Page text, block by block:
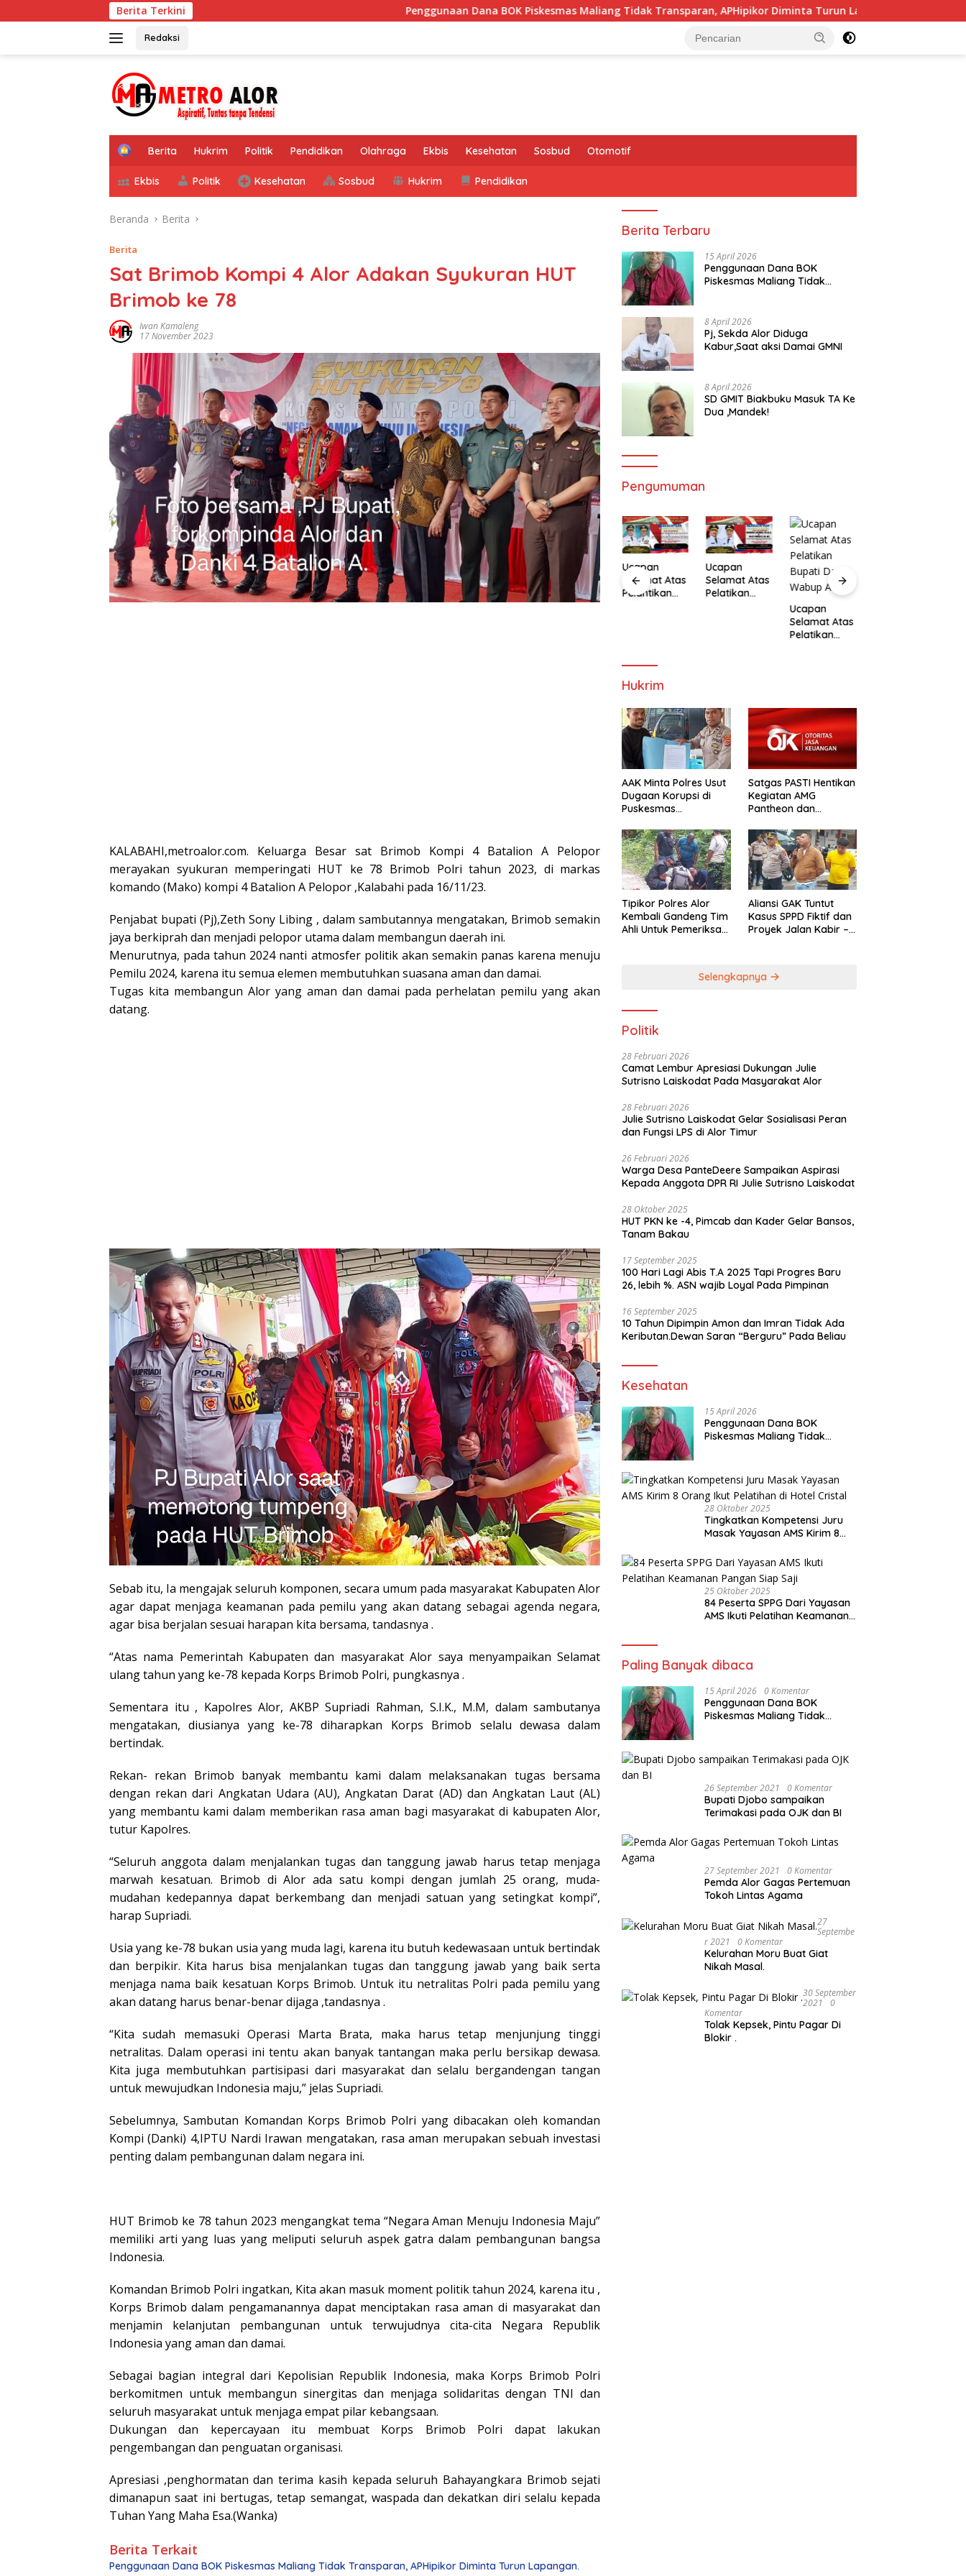
ke
Berita Terkini Penggunaan Dana BOK Piskesmas Maliang Tidak Transparan, APHipikor Diminta Turun Lapangan.
Redaksi
H
m
e
Berita Hukrim Politik Pendidikan Olahraga Ekbis Kesehatan Sosbud Otomotif
Ekbis Politik Kesehatan Sosbud Hukrim Pendidikan
Beranda Berita
Berita
Sat Brimob Kompi 4 Alor Adakan Syukuran HUT
Brimob ke 78
Iwan Kamaleng
17 November 2023
KALABAHI,metroalor.com. Keluarga Besar sat Brimob Kompi 4 Batalion A Pelopor
merayakan syukuran memperingati HUT ke 78 Brimob Polri tahun 2023, di markas
komando (Mako) kompi 4 Batalion A Pelopor ,Kalabahi pada 16/11/23.
Penjabat bupati (Pj),Zeth Sony Libing , dalam sambutannya mengatakan, Brimob semakin
jaya berkiprah dan menjadi pelopor utama dalam membangun daerah ini.
Menurutnya, pada tahun 2024 nanti atmosfer politik akan semakin panas karena menuju
Pemilu 2024, karena itu semua elemen membutuhkan suasana aman dan damai.
Tugas kita membangun Alor yang aman dan damai pada perhelatan pemilu yang akan
datang.
Sebab itu, Ia mengajak seluruh komponen, secara umum pada masyarakat Kabupaten Alor
agar dapat menjaga keamanan pada pemilu yang akan datang sebagai agenda negara,
agar bisa berjalan sesuai harapan kita bersama, tandasnya .
“Atas nama Pemerintah Kabupaten dan masyarakat Alor saya menyampaikan Selamat
ulang tahun yang ke-78 kepada Korps Brimob Polri, pungkasnya .
Sementara itu , Kapolres Alor, AKBP Supriadi Rahman, S.I.K., M.M, dalam sambutanya
mengatakan, diusianya yang ke-78 diharapkan Korps Brimob selalu dewasa dalam
bertindak.
Rekan- rekan Brimob banyak membantu kami dalam melaksanakan tugas bersama
dengan rekan dari Angkatan Udara (AU), Angkatan Darat (AD) dan Angkatan Laut (AL)
yang membantu kami dalam memberikan rasa aman bagi masyarakat di kabupaten Alor,
tutur Kapolres.
“Seluruh anggota dalam menjalankan tugas dan tanggung jawab harus tetap menjaga
marwah kesatuan. Brimob di Alor ada satu kompi dengan jumlah 25 orang, muda-
mudahan kedepannya dapat berkembang dan menjadi satuan yang setingkat kompi”,
harap Supriadi.
Usia yang ke-78 bukan usia yang muda lagi, karena itu butuh kedewasaan untuk bertindak
dan berpikir. Kita harus bisa menjalankan tugas dan tanggung jawab yang baik serta
menjaga nama baik kesatuan Korps Brimob. Untuk itu netralitas Polri pada pemilu yang
akan datang harus benar-benar dijaga ,tandasnya .
“Kita sudah memasuki Operasi Marta Brata, maka harus tetap menjunjung tinggi
netralitas. Dalam operasi ini tentu akan banyak tantangan maka perlu bersikap dewasa.
Kita juga membutuhkan partisipasi dari masyarakat dan selalu bergandengan tangan
untuk mewujudkan Indonesia maju,” jelas Supriadi.
Sebelumnya, Sambutan Komandan Korps Brimob Polri yang dibacakan oleh komandan
Kompi (Danki) 4,IPTU Nardi Irawan mengatakan, rasa aman merupakan sebuah investasi
penting dalam pembangunan dalam negara ini.
HUT Brimob ke 78 tahun 2023 mengangkat tema “Negara Aman Menuju Indonesia Maju”
memiliki arti yang luas yang meliputi seluruh aspek gatra dalam pembangunan bangsa
Indonesia.
Komandan Brimob Polri ingatkan, Kita akan masuk moment politik tahun 2024, karena itu ,
Korps Brimob dalam pengamanannya dapat menciptakan rasa aman di masyarakat dan
menjamin kelanjutan pembangunan untuk terwujudnya cita-cita Negara Republik
Indonesia yang aman dan damai.
Sebagai bagian integral dari Kepolisian Republik Indonesia, maka Korps Brimob Polri
berkomitmen untuk membangun sinergitas dan menjaga solidaritas dengan TNI dan
seluruh masyarakat untuk menjaga empat pilar kebangsaan.
Dukungan dan kepercayaan itu membuat Korps Brimob Polri dapat lakukan
pengembangan dan penguatan organisasi.
Apresiasi ,penghormatan dan terima kasih kepada seluruh Bahayangkara Brimob sejati
dimanapun saat ini bertugas, tetap semangat, waspada dan dekatkan diri selalu kepada
Tuhan Yang Maha Esa.(Wanka)
Berita Terkait
Penggunaan Dana BOK Piskesmas Maliang Tidak Transparan, APHipikor Diminta Turun Lapangan.
Berita Terbaru
15 April 2026
Penggunaan Dana BOK
Piskesmas Maliang Tidak
8 April 2026
Pj, Sekda Alor Diduga
Kabur,Saat aksi Damai GMNI
8 April 2026
SD GMIT Biakbuku Masuk TA Ke
Dua ,Mandek!
Pengumuman
Ucapan
Ucapan
Ucapan
Ucapan
Ucapan
Ucapan
Selamat Atas
Pelantikan
Bupati dan
Ucapan
Selamat Atas
Pelantikan
Ucapan
Selamat Atas
Pelatikan
Ucapan
Selamat Atas
Pelatikan
Hukrim
AAK Minta Polres Usut
Dugaan Korupsi di
Puskesmas
Satgas PASTI Hentikan
Kegiatan AMG
Pantheon dan
Kreatif Terbatas( MBA
Tipikor Polres Alor
Kembali Gandeng Tim
Ahli Untuk Pemeriksa
Aliansi GAK Tuntut
Kasus SPPD Fiktif dan
Proyek Jalan Kabir –
Selengkapnya
Politik
28 Februari 2026
Camat Lembur Apresiasi Dukungan Julie
Sutrisno Laiskodat Pada Masyarakat Alor
28 Februari 2026
Julie Sutrisno Laiskodat Gelar Sosialisasi Peran
dan Fungsi LPS di Alor Timur
26 Februari 2026
Warga Desa PanteDeere Sampaikan Aspirasi
Kepada Anggota DPR RI Julie Sutrisno Laiskodat
28 Oktober 2025
HUT PKN ke -4, Pimcab dan Kader Gelar Bansos,
Tanam Bakau
17 September 2025
100 Hari Lagi Abis T.A 2025 Tapi Progres Baru
26, lebih %. ASN wajib Loyal Pada Pimpinan
16 September 2025
10 Tahun Dipimpin Amon dan Imran Tidak Ada
Keributan.Dewan Saran “Berguru” Pada Beliau
Kesehatan
15 April 2026
Penggunaan Dana BOK
Piskesmas Maliang Tidak
28 Oktober 2025
Tingkatkan Kompetensi Juru
Masak Yayasan AMS Kirim 8
Cristal
25 Oktober 2025
84 Peserta SPPG Dari Yayasan
AMS Ikuti Pelatihan Keamanan
Paling Banyak dibaca
15 April 2026 0 Komentar
Penggunaan Dana BOK
Piskesmas Maliang Tidak
26 September 2021 0 Komentar
Bupati Djobo sampaikan
Terimakasi pada OJK dan BI
27 September 2021 0 Komentar
Pemda Alor Gagas Pertemuan
Tokoh Lintas Agama
27
Septembe
R 2021
0 Komentar
Kelurahan Moru Buat Giat
Nikah Masal.
30 September
2021
0
Komentar
Tolak Kepsek, Pintu Pagar Di
Blokir .